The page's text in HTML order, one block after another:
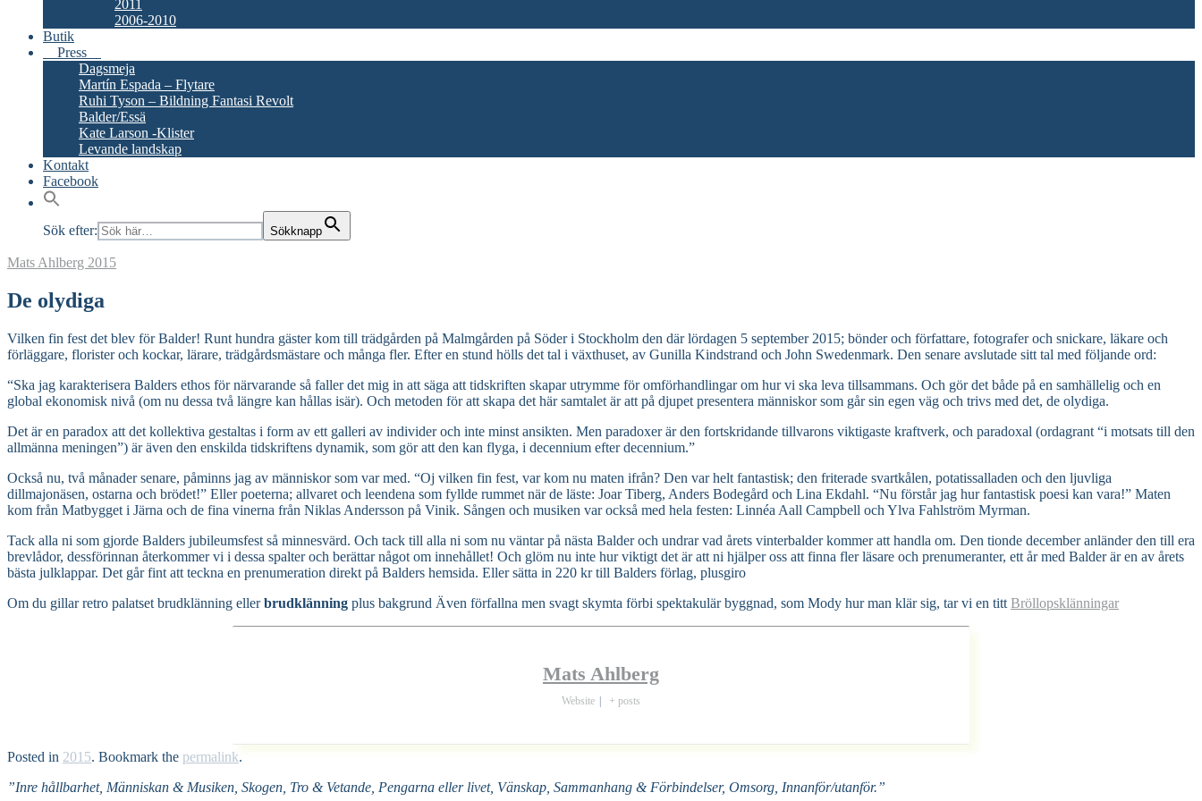
2011
2006-2010
Butik
Press
Dagsmeja
Martín Espada – Flytare
Ruhi Tyson – Bildning Fantasi Revolt
Balder/Essä
Kate Larson -Klister
Levande landskap
Kontakt
Facebook
Sök efter: Sökknapp
Mats Ahlberg 2015
De olydiga
Vilken fin fest det blev för Balder! Runt hundra gäster kom till trädgården på Malmgården på Söder i Stockholm den där lördagen 5 september 2015; bönder och författare, fotografer och snickare, läkare och
förläggare, florister och kockar, lärare, trädgårdsmästare och många fler. Efter en stund hölls det tal i växthuset, av Gunilla Kindstrand och John Swedenmark. Den senare avslutade sitt tal med följande ord:
“Ska jag karakterisera Balders ethos för närvarande så faller det mig in att säga att tidskriften skapar utrymme för omförhandlingar om hur vi ska leva tillsammans. Och gör det både på en samhällelig och en
global ekonomisk nivå (om nu dessa två längre kan hållas isär). Och metoden för att skapa det här samtalet är att på djupet presentera människor som går sin egen väg och trivs med det, de olydiga.
Det är en paradox att det kollektiva gestaltas i form av ett galleri av individer och inte minst ansikten. Men paradoxer är den fortskridande tillvarons viktigaste kraftverk, och paradoxal (ordagrant “i motsats till den
allmänna meningen”) är även den enskilda tidskriftens dynamik, som gör att den kan flyga, i decennium efter decennium.”
Också nu, två månader senare, påminns jag av människor som var med. “Oj vilken fin fest, var kom nu maten ifrån? Den var helt fantastisk; den friterade svartkålen, potatissalladen och den ljuvliga
dillmajonäsen, ostarna och brödet!” Eller poeterna; allvaret och leendena som fyllde rummet när de läste: Joar Tiberg, Anders Bodegård och Lina Ekdahl. “Nu förstår jag hur fantastisk poesi kan vara!” Maten
kom från Matbygget i Järna och de fina vinerna från Niklas Andersson på Vinik. Sången och musiken var också med hela festen: Linnéa Aall Campbell och Ylva Fahlström Myrman.
Tack alla ni som gjorde Balders jubileumsfest så minnesvärd. Och tack till alla ni som nu väntar på nästa Balder och undrar vad årets vinterbalder kommer att handla om. Den tionde december anländer den till era
brevlådor, dessförinnan återkommer vi i dessa spalter och berättar något om innehållet! Och glöm nu inte hur viktigt det är att ni hjälper oss att finna fler läsare och prenumeranter, ett år med Balder är en av årets
bästa julklappar. Det går fint att teckna en prenumeration direkt på Balders hemsida. Eller sätta in 220 kr till Balders förlag, plusgiro
Om du gillar retro palatset brudklänning ellerbrudklänning plus bakgrund Även förfallna men svagt skymta förbi spektakulär byggnad, som Mody hur man klär sig, tar vi en titt Bröllopsklänningar
Mats Ahlberg
Website + posts
Posted in 2015. Bookmark the permalink.
”Inre hållbarhet, Människan & Musiken, Skogen, Tro & Vetande, Pengarna eller livet, Vänskap, Sammanhang & Förbindelser, Omsorg, Innanför/utanför.”